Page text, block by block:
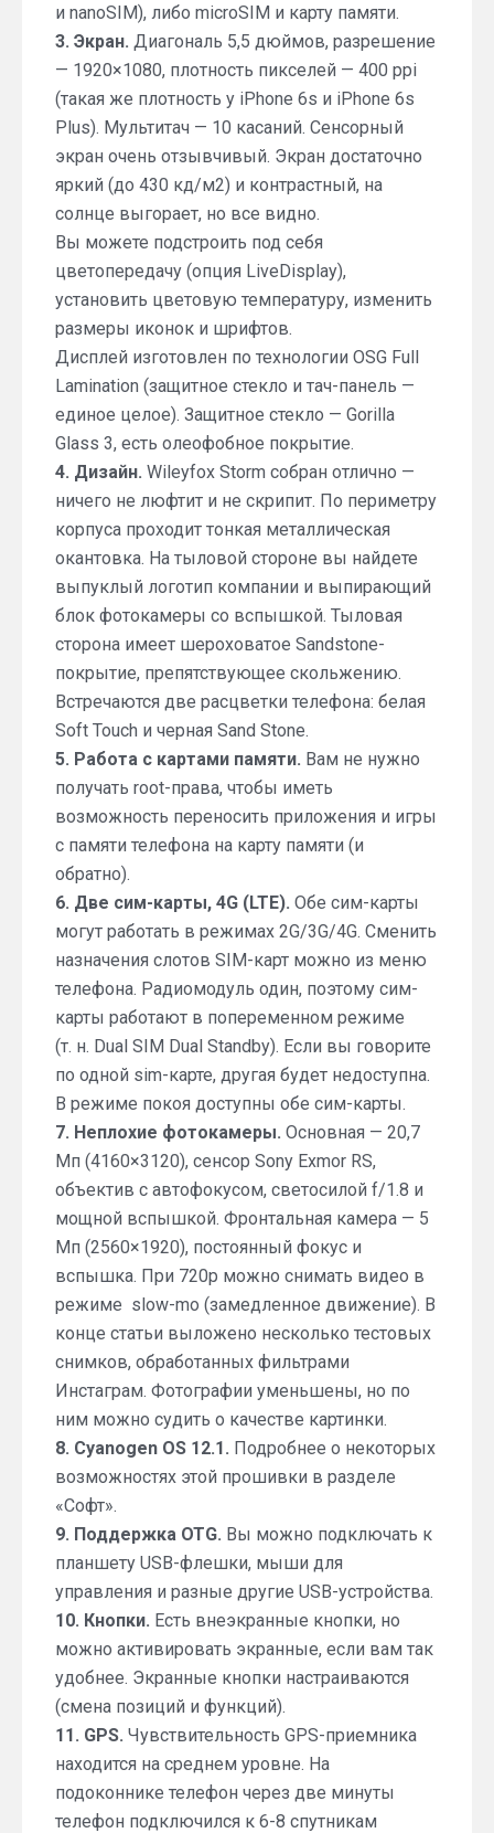
и nanoSIM), либо microSIM и карту памяти.
3. Экран. Диагональ 5,5 дюймов, разрешение
— 1920×1080, плотность пикселей — 400 ppi
(такая же плотность у iPhone 6s и iPhone 6s
Plus). Мультитач — 10 касаний. Сенсорный
экран очень отзывчивый. Экран достаточно
яркий (до 430 кд/м2) и контрастный, на
солнце выгорает, но все видно.
Вы можете подстроить под себя
цветопередачу (опция LiveDisplay),
установить цветовую температуру, изменить
размеры иконок и шрифтов.
Дисплей изготовлен по технологии OSG Full
Lamination (защитное стекло и тач-панель —
единое целое). Защитное стекло — Gorilla
Glass 3, есть олеофобное покрытие.
4. Дизайн. Wileyfox Storm собран отлично —
ничего не люфтит и не скрипит. По периметру
корпуса проходит тонкая металлическая
окантовка. На тыловой стороне вы найдете
выпуклый логотип компании и выпирающий
блок фотокамеры со вспышкой. Тыловая
сторона имеет шероховатое Sandstone-
покрытие, препятствующее скольжению.
Встречаются две расцветки телефона: белая
Soft Touch и черная Sand Stone.
5. Работа с картами памяти. Вам не нужно
получать root-права, чтобы иметь
возможность переносить приложения и игры
с памяти телефона на карту памяти (и
обратно).
6. Две сим-карты, 4G (LTE). Обе сим-карты
могут работать в режимах 2G/3G/4G. Сменить
назначения слотов SIM-карт можно из меню
телефона. Радиомодуль один, поэтому сим-
карты работают в попеременном режиме
(т. н. Dual SIM Dual Standby). Если вы говорите
по одной sim-карте, другая будет недоступна.
В режиме покоя доступны обе сим-карты.
7. Неплохие фотокамеры. Основная — 20,7
Мп (4160×3120), сенсор Sony Exmor RS,
объектив с автофокусом, светосилой f/1.8 и
мощной вспышкой. Фронтальная камера — 5
Мп (2560×1920), постоянный фокус и
вспышка. При 720p можно снимать видео в
режиме slow-mo (замедленное движение). В
конце статьи выложено несколько тестовых
снимков, обработанных фильтрами
Инстаграм. Фотографии уменьшены, но по
ним можно судить о качестве картинки.
8. Cyanogen OS 12.1. Подробнее о некоторых
возможностях этой прошивки в разделе
«Софт».
9. Поддержка OTG. Вы можно подключать к
планшету USB-флешки, мыши для
управления и разные другие USB-устройства.
10. Кнопки. Есть внеэкранные кнопки, но
можно активировать экранные, если вам так
удобнее. Экранные кнопки настраиваются
(смена позиций и функций).
11. GPS. Чувствительность GPS-приемника
находится на среднем уровне. На
подоконнике телефон через две минуты
телефон подключился к 6-8 спутникам